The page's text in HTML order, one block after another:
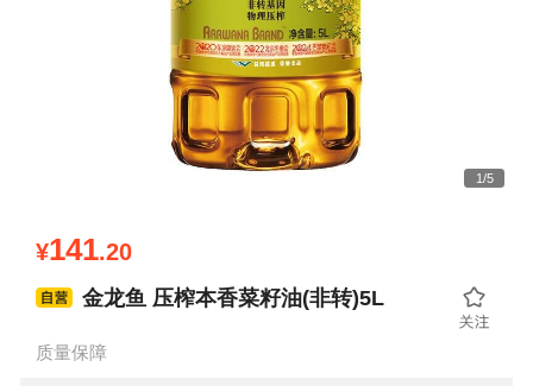
1/5
¥141.20
金龙鱼 压榨本香菜籽油(非转)5L
质量保障